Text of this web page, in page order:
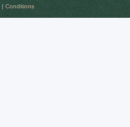
| Conditions